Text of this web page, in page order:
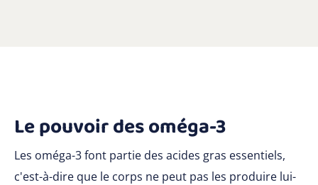
Le pouvoir des oméga-3
Les oméga-3 font partie des acides gras essentiels,
c'est-à-dire que le corps ne peut pas les produire lui-